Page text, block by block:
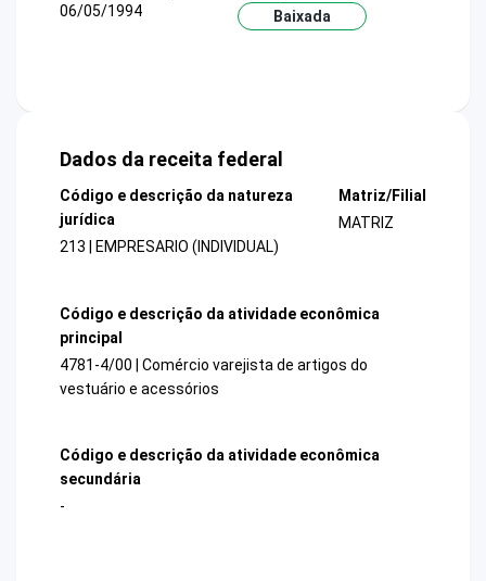
06/05/1994
Baixada
Dados da receita federal
Código e descrição da natureza
jurídica
213 | EMPRESARIO (INDIVIDUAL)
Matriz/Filial
MATRIZ
Código e descrição da atividade econômica
principal
4781-4/00 | Comércio varejista de artigos do
vestuário e acessórios
Código e descrição da atividade econômica
secundária
-